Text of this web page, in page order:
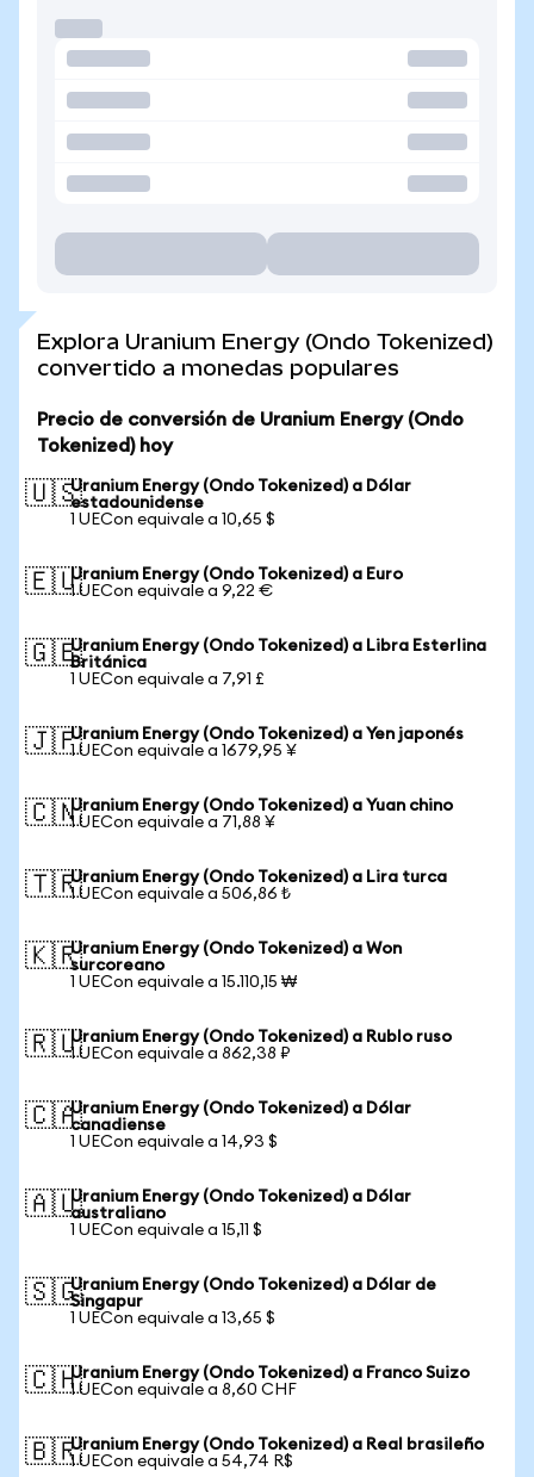
Explora Uranium Energy (Ondo Tokenized)
convertido a monedas populares
Precio de conversión de Uranium Energy (Ondo
Tokenized) hoy
🇺🇸Uranium Energy (Ondo Tokenized) a Dólar
estadounidense
1 UECon equivale a 10,65 $
🇪🇺Uranium Energy (Ondo Tokenized) a Euro
1 UECon equivale a 9,22 €
🇬🇧Uranium Energy (Ondo Tokenized) a Libra Esterlina
Británica
1 UECon equivale a 7,91 £
🇯🇵Uranium Energy (Ondo Tokenized) a Yen japonés
1 UECon equivale a 1679,95 ¥
🇨🇳Uranium Energy (Ondo Tokenized) a Yuan chino
1 UECon equivale a 71,88 ¥
🇹🇷Uranium Energy (Ondo Tokenized) a Lira turca
1 UECon equivale a 506,86 ₺
🇰🇷Uranium Energy (Ondo Tokenized) a Won
surcoreano
1 UECon equivale a 15.110,15 ₩
🇷🇺Uranium Energy (Ondo Tokenized) a Rublo ruso
1 UECon equivale a 862,38 ₽
🇨🇦Uranium Energy (Ondo Tokenized) a Dólar
canadiense
1 UECon equivale a 14,93 $
🇦🇺Uranium Energy (Ondo Tokenized) a Dólar
australiano
1 UECon equivale a 15,11 $
🇸🇬Uranium Energy (Ondo Tokenized) a Dólar de
Singapur
1 UECon equivale a 13,65 $
🇨🇭Uranium Energy (Ondo Tokenized) a Franco Suizo
1 UECon equivale a 8,60 CHF
🇧🇷Uranium Energy (Ondo Tokenized) a Real brasileño
1 UECon equivale a 54,74 R$